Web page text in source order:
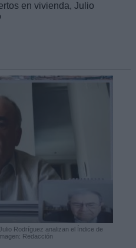
en vivienda, Julio
Rodríguez analizan el Índice de
Redacción